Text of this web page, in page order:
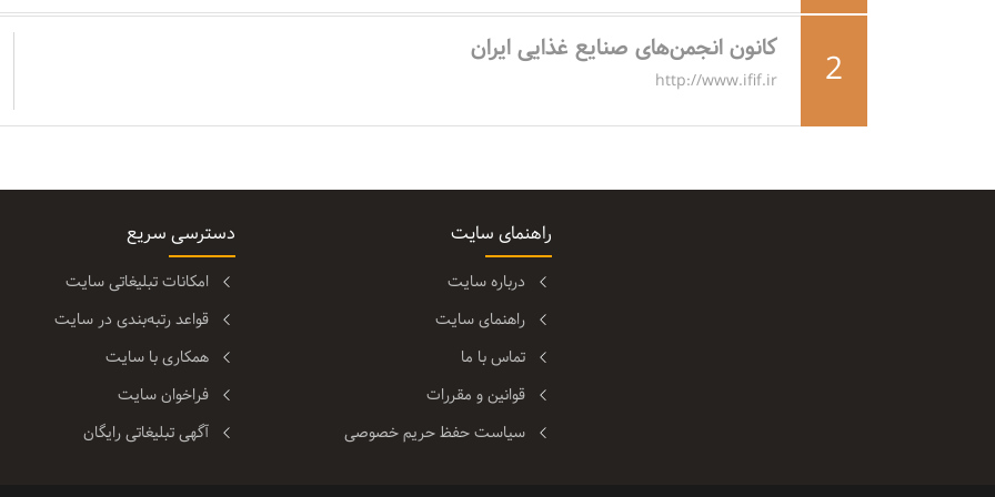
2 کانون انجمن‌های صنایع غذایی ایران
http://www.ifif.ir
راهنمای سایت
درباره سایت
راهنمای سایت
تماس با ما
قوانین و مقررات
سیاست حفظ حریم خصوصی
دسترسی سریع
امکانات تبلیغاتی سایت
قواعد رتبه‌بندی در سایت
همکاری با سایت
فراخوان سایت
آگهی تبلیغاتی رایگان